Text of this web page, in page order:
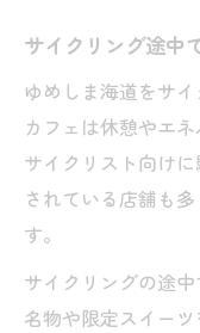
サイクリング途中
ゆめしま海道をサ
カフェは休憩やエ
サイクリスト向け
されている店舗も
す。
サイクリングの途
名物や限定スイー